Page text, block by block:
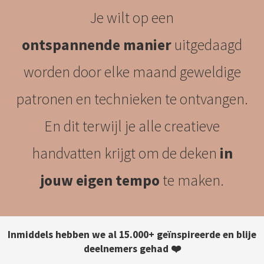
Je wilt op een
ontspannende manieruitgedaagd
worden door elke maand geweldige
patronen en technieken te ontvangen.
En dit terwijl je alle creatieve
handvatten krijgt om de deken in
jouw eigen tempo te maken.
Inmiddels hebben we al 15.000+ geïnspireerdeen blije
deelnemers gehad ❤️